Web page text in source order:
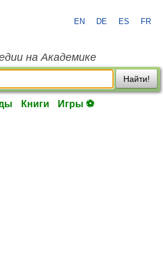
EN DE ES FR
на Академике
Найти!
Книги Игры ⚽